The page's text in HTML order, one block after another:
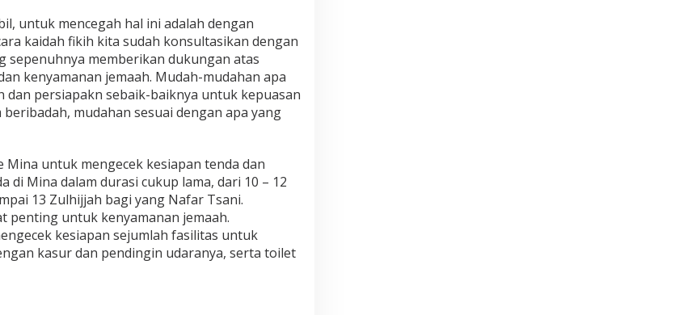
untuk mencegah hal ini adalah dengan
kaidah fikih kita sudah konsultasikan dengan
sepenuhnya memberikan dukungan atas
kenyamanan jemaah. Mudah-mudahan apa
dan persiapakn sebaik-baiknya untuk kepuasan
mudahan sesuai dengan apa yang
untuk mengecek kesiapan tenda dan
di Mina dalam durasi cukup lama, dari 10 – 12
13 Zulhijjah bagi yang Nafar Tsani.
penting untuk kenyamanan jemaah.
kesiapan sejumlah fasilitas untuk
kasur dan pendingin udaranya, serta toilet